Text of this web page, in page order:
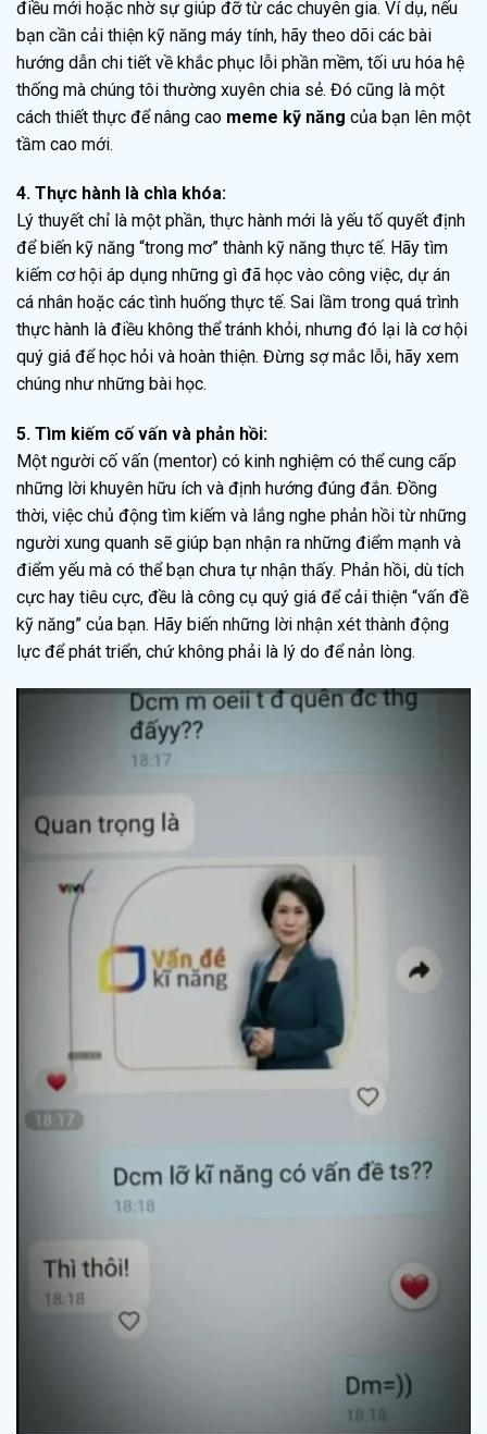
điều mới hoặc nhờ sự giúp đỡ từ các chuyên gia. Ví dụ, nếu
bạn cần cải thiện kỹ năng máy tính, hãy theo dõi các bài
hướng dẫn chi tiết về khắc phục lỗi phần mềm, tối ưu hóa hệ
thống mà chúng tôi thường xuyên chia sẻ. Đó cũng là một
cách thiết thực để nâng cao meme kỹ năng của bạn lên một
tầm cao mới.
4. Thực hành là chìa khóa:
Lý thuyết chỉ là một phần, thực hành mới là yếu tố quyết định
để biến kỹ năng “trong mơ” thành kỹ năng thực tế. Hãy tìm
kiếm cơ hội áp dụng những gì đã học vào công việc, dự án
cá nhân hoặc các tình huống thực tế. Sai lầm trong quá trình
thực hành là điều không thể tránh khỏi, nhưng đó lại là cơ hội
quý giá để học hỏi và hoàn thiện. Đừng sợ mắc lỗi, hãy xem
chúng như những bài học.
5. Tìm kiếm cố vấn và phản hồi:
Một người cố vấn (mentor) có kinh nghiệm có thể cung cấp
những lời khuyên hữu ích và định hướng đúng đắn. Đồng
thời, việc chủ động tìm kiếm và lắng nghe phản hồi từ những
người xung quanh sẽ giúp bạn nhận ra những điểm mạnh và
điểm yếu mà có thể bạn chưa tự nhận thấy. Phản hồi, dù tích
cực hay tiêu cực, đều là công cụ quý giá để cải thiện “vấn đề
kỹ năng” của bạn. Hãy biến những lời nhận xét thành động
lực để phát triển, chứ không phải là lý do để nản lòng.